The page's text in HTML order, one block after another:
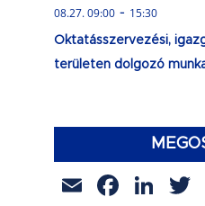
08.27. 09:00 - 15:30
Oktatásszervezési,
területen dolgozó
Email